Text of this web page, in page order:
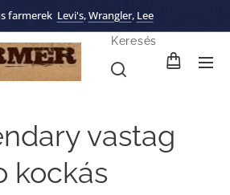
farmerek Levi's,Wrangler, Lee
Keresés
vastag
kockás